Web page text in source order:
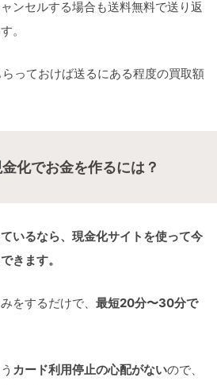
ンセルする場合も送料無料で送り返
。
っておけば送るにある程度の買取額
化でお金を作るには？
いるなら、現金化サイトを使って今
きます。
をするだけで、 最短20分〜30分で
カード利用停止の心配がないので、